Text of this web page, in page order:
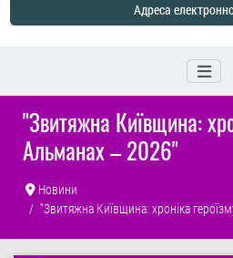
Адреса
"Звитяжна Київщина:
Альманах – 2026"
Новини
"Звитяжна Київщина: хроніка